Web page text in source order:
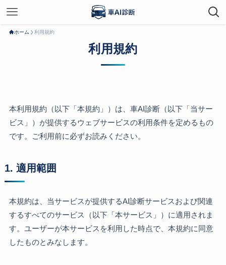
ホーム 利用規約
利用規約
本利用規約（以下「本規約」）は、車AI診断（以下「当サー
ビス」）が提供するウェブサービスの利用条件を定めるもの
です。ご利用前に必ずお読みください。
1. 適用範囲
本規約は、当サービスが提供するAI診断サービスおよび関連
するすべてのサービス（以下「本サービス」）に適用されま
す。ユーザーが本サービスを利用した時点で、本規約に同意
したものとみなします。